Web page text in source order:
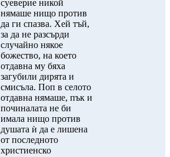
суеверие никой
нямаше нищо против
да ги спазва. Хей тъй,
за да не разсърди
случайно някое
божество, на което
отдавна му бяха
загубили дирята и
смисъла. Поп в селото
отдавна нямаше, пък и
починалата не би
имала нищо против
душата ѝ да е лишена
от последното
христиенско